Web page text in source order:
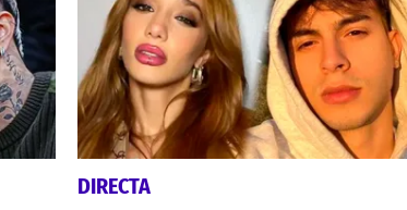
DIRECTA